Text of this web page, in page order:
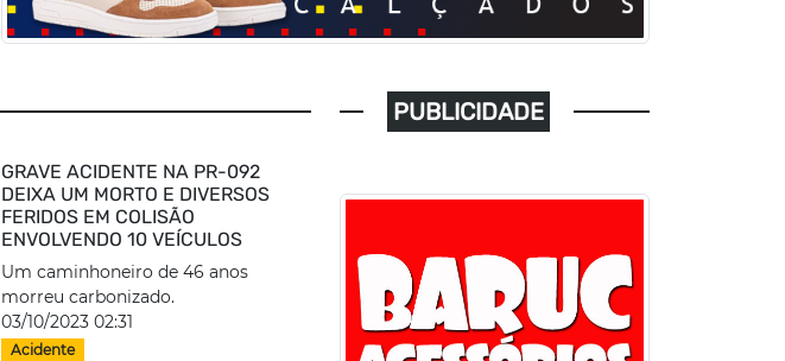
GRAVE ACIDENTE NA PR-092
DEIXA UM MORTO E DIVERSOS
FERIDOS EM COLISÃO
ENVOLVENDO 10 VEÍCULOS
Um caminhoneiro de 46 anos
morreu carbonizado.
03/10/2023 02:31
Acidente
PUBLICIDADE